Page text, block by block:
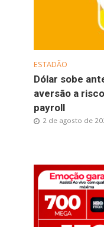
ESTADÃO
Dólar sobe
aversão a
payroll
2 de agosto de